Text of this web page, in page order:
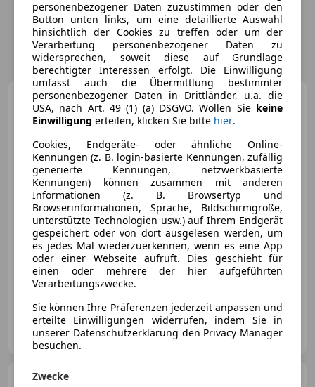
Audi A3 35 TFSI Design
€ 17 390
10/2018 91 674 km Benzin
110 kW (150 PS)
Autohero Österreich GmbH
AT-8053 Graz
personenbezogener Daten zuzustimmen oder den
Button unten links, um eine detaillierte Auswahl
hinsichtlich der Cookies zu treffen oder um der
Verarbeitung personenbezogener Daten zu
widersprechen, soweit diese auf Grundlage
berechtigter Interessen erfolgt. Die Einwilligung
umfasst auch die Übermittlung bestimmter
personenbezogener Daten in Drittländer, u.a. die
USA, nach Art. 49 (1) (a) DSGVO. Wollen Sie keine
Einwilligung erteilen, klicken Sie bitte hier.
Cookies, Endgeräte- oder ähnliche Online-
Kennungen (z. B. login-basierte Kennungen, zufällig
generierte Kennungen, netzwerkbasierte
Kennungen) können zusammen mit anderen
Informationen (z. B. Browsertyp und
Browserinformationen, Sprache, Bildschirmgröße,
unterstützte Technologien usw.) auf Ihrem Endgerät
gespeichert oder von dort ausgelesen werden, um
es jedes Mal wiederzuerkennen, wenn es eine App
oder einer Webseite aufruft. Dies geschieht für
einen oder mehrere der hier aufgeführten
Verarbeitungszwecke.
Sie können Ihre Präferenzen jederzeit anpassen und
erteilte Einwilligungen widerrufen, indem Sie in
unserer Datenschutzerklärung den Privacy Manager
besuchen.
Zwecke